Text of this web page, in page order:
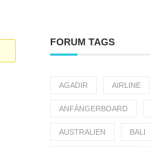
FORUM TAGS
AGADIR AIRLINE
ANFÄNGERBOARD
AUSTRALIEN BALI